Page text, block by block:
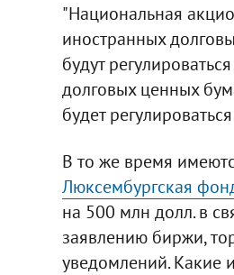
"Национальная
иностранных
будут
долговых ценных
будет
В то же время
Люксембургская
на 500 млн долл. в
заявлению биржи,
уведомлений. Какие